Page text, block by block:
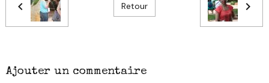
Retour
Ajouter un commentaire